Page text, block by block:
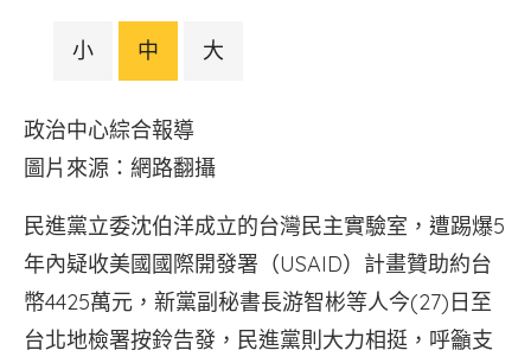
小 中 大
政治中心綜合報導
圖片來源：網路翻攝
民進黨立委沈伯洋成立的台灣民主實驗室，遭踢爆5
年內疑收美國國際開發署（USAID）計畫贊助約台
幣4425萬元，新黨副秘書長游智彬等人今(27)日至
台北地檢署按鈴告發，民進黨則大力相挺，呼籲支